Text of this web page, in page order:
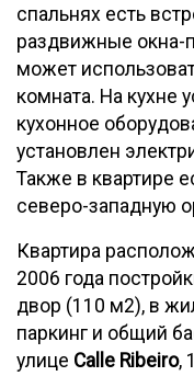
спальнях есть
раздвижные окна-
может
комната. На кухне
кухонное
установлен
Также в квартире
северо-западную
Квартира
2006 года
двор (110 м2), в
паркинг и общий
улице Calle Ribeiro,